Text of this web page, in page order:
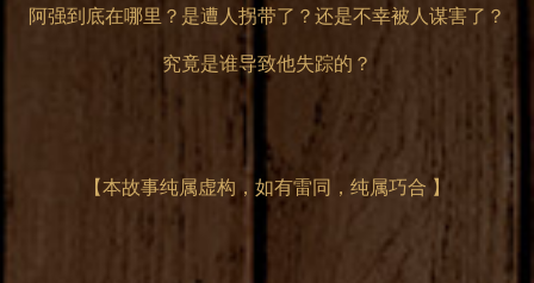
阿强到底在哪里？是遭人拐带了？还是不幸被人谋害了？
究竟是谁导致他失踪的？
【本故事纯属虚构，如有雷同，纯属巧合 】